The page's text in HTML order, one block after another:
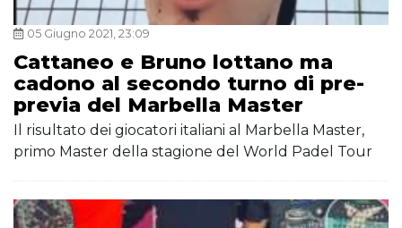
05 Giugno 2021, 23:09
Cattaneo e Bruno lottano ma
cadono al secondo turno di pre-
previa del Marbella Master
Il risultato dei giocatori italiani al Marbella Master,
primo Master della stagione del World Padel Tour